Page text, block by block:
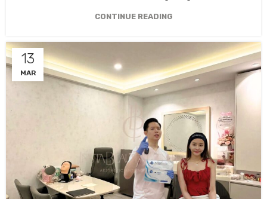
CONTINUE READING
13
MAR